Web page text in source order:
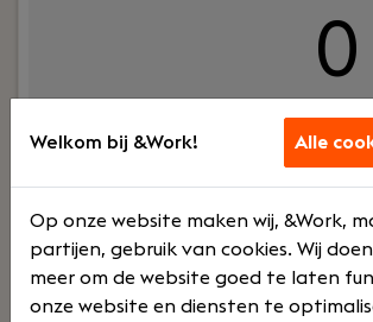
0
Welkom bij &Work! Alle
Op onze website maken wij, &Work,
partijen, gebruik van cookies. Wij
meer om de website goed te laten
onze website en diensten te